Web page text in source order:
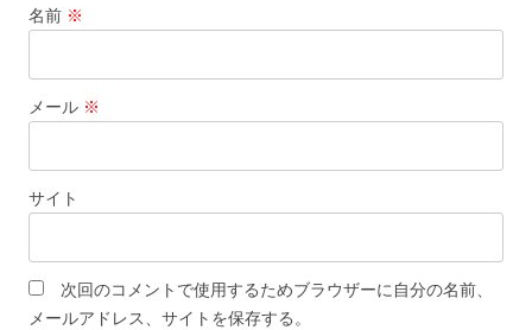
名前 ※
メール ※
サイト
次回のコメントで使用するためブラウザーに自分の名前、
メールアドレス、サイトを保存する。